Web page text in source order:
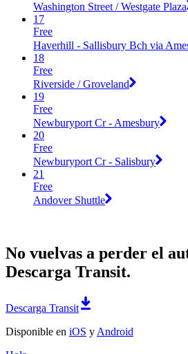
Washington Street / Westgate Plaza
17
Free
Haverhill - Sallisbury Bch via
18
Free
Riverside / Groveland
19
Free
Newburyport Cr - Amesbury
20
Free
Newburyport Cr - Salisbury
21
Free
Andover Shuttle
No vuelvas a perder el
Descarga Transit.
Descarga Transit
Disponible en iOS y Android